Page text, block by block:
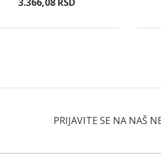
PRIJAVITE SE NA NAŠ